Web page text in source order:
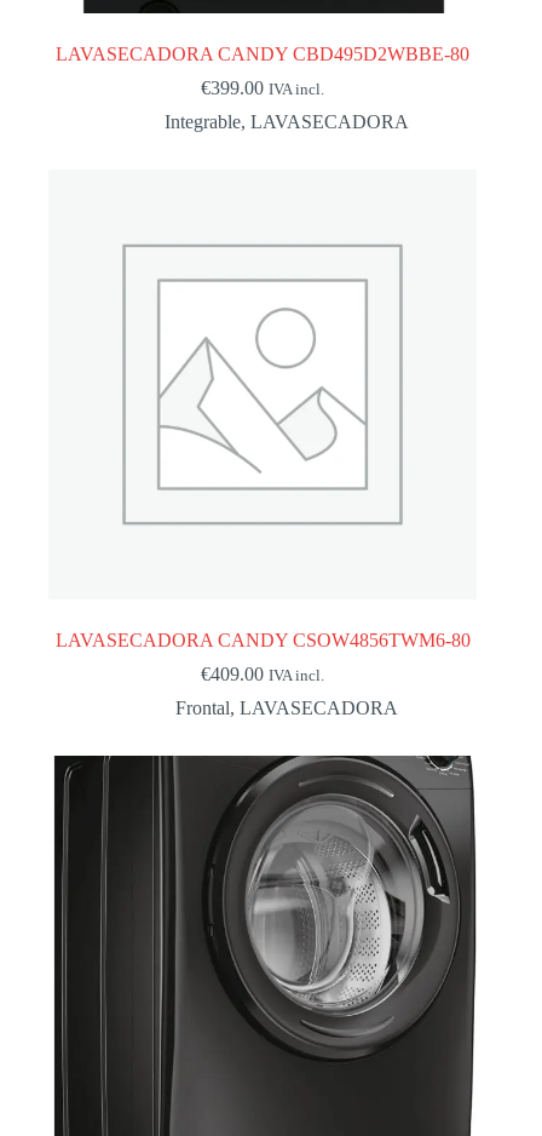
LAVASECADORA CANDY CBD495D2WBBE-80
€399.00 IVA incl.
Integrable,LAVASECADORA
LAVASECADORA CANDY CSOW4856TWM6-80
€409.00 IVA incl.
Frontal,LAVASECADORA